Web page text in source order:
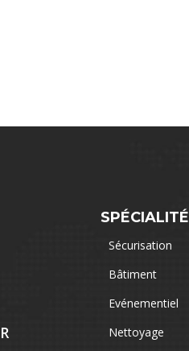
SPÉCIALITÉ
Sécurisation
Bâtiment
Evénementiel
Nettoyage